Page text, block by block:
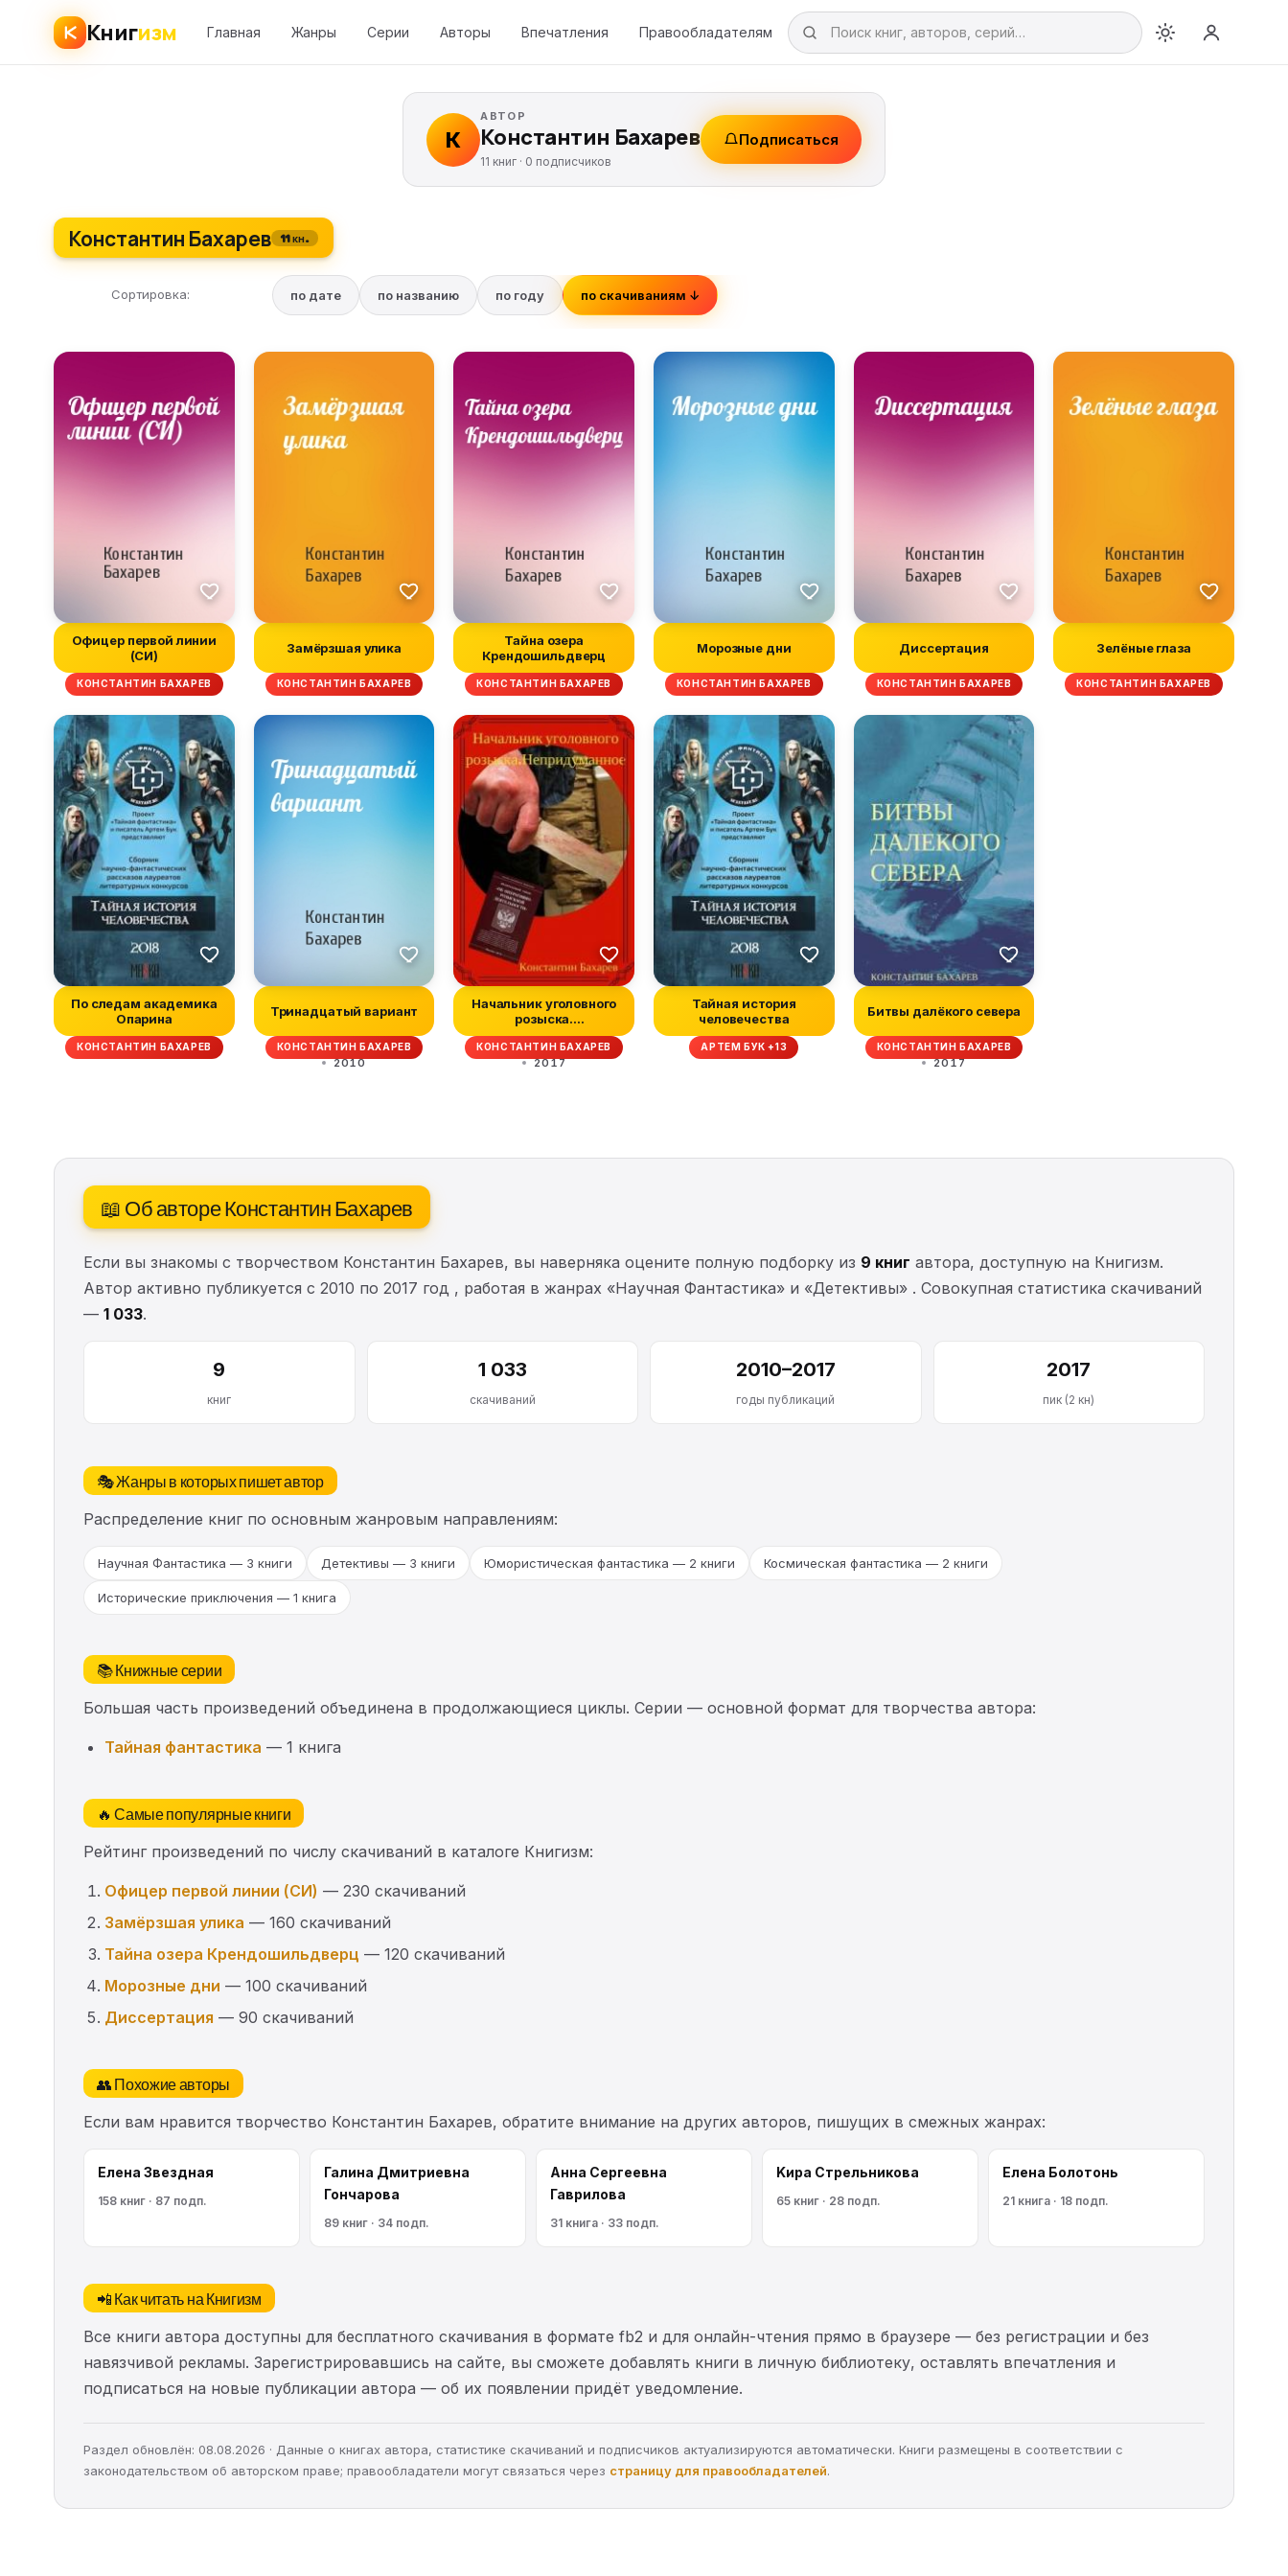
Книгизм Главная Жанры Серии Авторы Впечатления Правообладателям
К
АВТОР
Константин Бахарев
11 книг · 0 подписчиков
Подписаться
Константин Бахарев 11 кн.
Сортировка: по дате по названию по году по скачиваниям ↓
Офицер первой линии
(СИ)
КОНСТАНТИН БАХАРЕВ
Замёрзшая улика
КОНСТАНТИН БАХАРЕВ
Тайна озера
Крендошильдверц
КОНСТАНТИН БАХАРЕВ
Морозные дни
КОНСТАНТИН БАХАРЕВ
Диссертация
КОНСТАНТИН БАХАРЕВ
Зелёные глаза
КОНСТАНТИН БАХАРЕВ
По следам академика
Опарина
КОНСТАНТИН БАХАРЕВ
Тринадцатый вариант
КОНСТАНТИН БАХАРЕВ
2010
Начальник уголовного
розыска.
Непридуманное
КОНСТАНТИН БАХАРЕВ
2017
Тайная история
человечества
АРТЕМ БУК +13
Битвы далёкого севера
КОНСТАНТИН БАХАРЕВ
2017
📖 Об авторе Константин Бахарев
Если вы знакомы с творчеством Константин Бахарев, вы наверняка оцените полную подборку из 9 книг автора, доступную на Книгизм.
Автор активно публикуется с 2010 по 2017 год , работая в жанрах «Научная Фантастика» и «Детективы» . Совокупная статистика скачиваний
— 1 033.
9
книг
1 033
скачиваний
2010–2017
годы публикаций
2017
пик (2 кн)
🎭 Жанры в которых пишет автор
Распределение книг по основным жанровым направлениям:
Научная Фантастика — 3 книги Детективы — 3 книги Юмористическая фантастика — 2 книги Космическая фантастика — 2 книги
Исторические приключения — 1 книга
📚 Книжные серии
Большая часть произведений объединена в продолжающиеся циклы. Серии — основной формат для творчества автора:
Тайная фантастика — 1 книга
🔥 Самые популярные книги
Рейтинг произведений по числу скачиваний в каталоге Книгизм:
Офицер первой линии (СИ) — 230 скачиваний
Замёрзшая улика — 160 скачиваний
Тайна озера Крендошильдверц — 120 скачиваний
Морозные дни — 100 скачиваний
Диссертация — 90 скачиваний
👥 Похожие авторы
Если вам нравится творчество Константин Бахарев, обратите внимание на других авторов, пишущих в смежных жанрах:
Елена Звездная
158 книг · 87 подп.
Галина Дмитриевна
Гончарова
89 книг · 34 подп.
Анна Сергеевна
Гаврилова
31 книга · 33 подп.
Kирa Cтрeльникoва
65 книг · 28 подп.
Елена Болотонь
21 книга · 18 подп.
📲 Как читать на Книгизм
Все книги автора доступны для бесплатного скачивания в формате fb2 и для онлайн-чтения прямо в браузере — без регистрации и без
навязчивой рекламы. Зарегистрировавшись на сайте, вы сможете добавлять книги в личную библиотеку, оставлять впечатления и
подписаться на новые публикации автора — об их появлении придёт уведомление.
Раздел обновлён: 08.08.2026 · Данные о книгах автора, статистике скачиваний и подписчиков актуализируются автоматически. Книги размещены в соответствии с
законодательством об авторском праве; правообладатели могут связаться через страницу для правообладателей.